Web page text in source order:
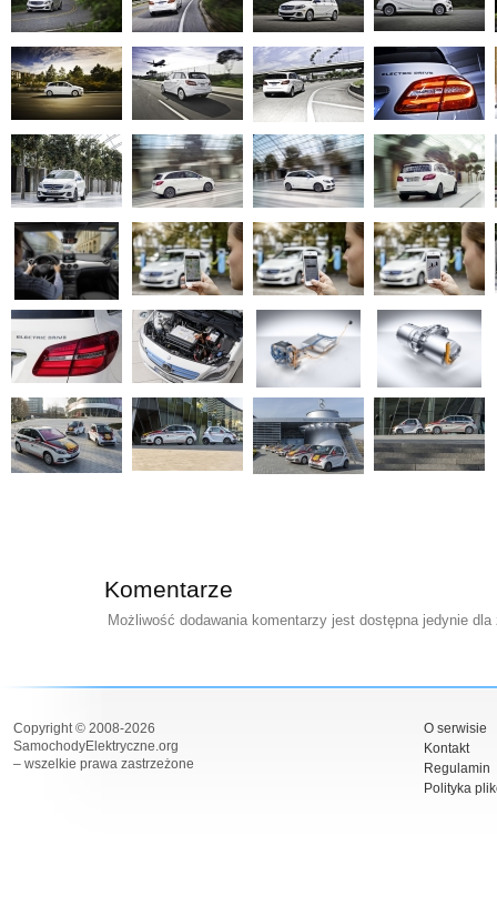
Komentarze
Możliwość dodawania komentarzy jest dostępna jedynie
Copyright © 2008-2026
SamochodyElektryczne.org
– wszelkie prawa zastrzeżone
O serwisie
Kontakt
Regulamin
Polityka